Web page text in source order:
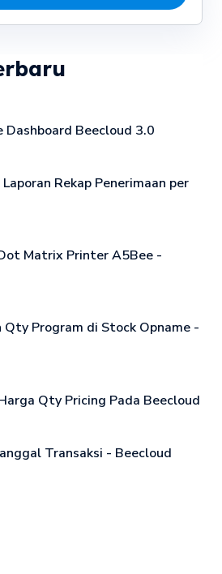
Dashboard Beecloud 3.0
Rekap Penerimaan per
Matrix Printer A5Bee -
Qty Program di Stock Opname -
Qty Pricing Pada Beecloud
Transaksi - Beecloud